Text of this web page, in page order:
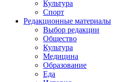
Культура
Спорт
Редакционные материалы
Выбор редакции
Общество
Культура
Медицина
Образование
Еда